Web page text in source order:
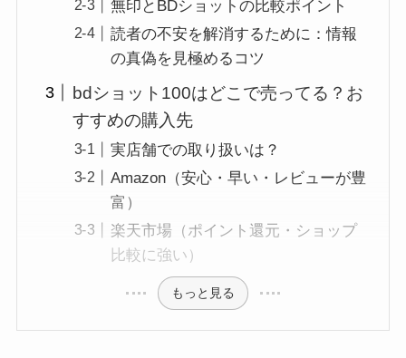
無印とBDショットの比較ポイント
読者の不安を解消するために：情報
の真偽を見極めるコツ
bdショット100はどこで売ってる？お
すすめの購入先
実店舗での取り扱いは？
Amazon（安心・早い・レビューが豊
富）
楽天市場（ポイント還元・ショップ
比較に強い）
もっと見る